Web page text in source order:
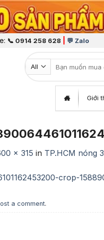
📞 0914 258 628 💬 Zalo
Tìm kiếm:
Giới
× 315 in TP.HCM nóng
a comment.